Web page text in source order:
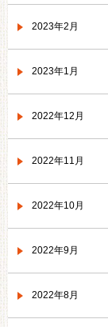
2023年2月
2023年1月
2022年12月
2022年11月
2022年10月
2022年9月
2022年8月